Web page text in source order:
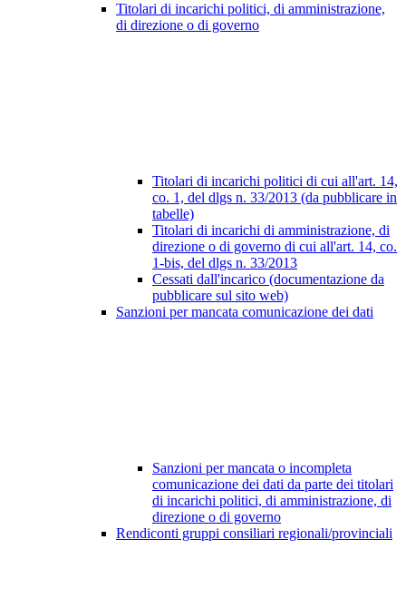
Titolari di incarichi politici, di amministrazione,
di direzione o di governo
Titolari di incarichi politici di cui all'art. 14,
co. 1, del dlgs n. 33/2013 (da pubblicare in
tabelle)
Titolari di incarichi di amministrazione, di
direzione o di governo di cui all'art. 14, co.
1-bis, del dlgs n. 33/2013
Cessati dall'incarico (documentazione da
pubblicare sul sito web)
Sanzioni per mancata comunicazione dei dati
Sanzioni per mancata o incompleta
comunicazione dei dati da parte dei titolari
di incarichi politici, di amministrazione, di
direzione o di governo
Rendiconti gruppi consiliari regionali/provinciali